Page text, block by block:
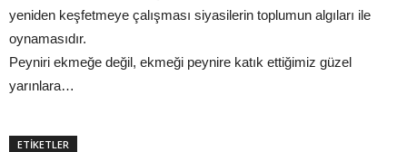
yeniden keşfetmeye çalışması siyasilerin toplumun algıları ile
oynamasıdır.
Peyniri ekmeğe değil, ekmeği peynire katık ettiğimiz güzel
yarınlara…
ETİKETLER